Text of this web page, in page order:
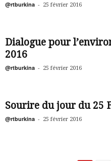
@rtburkina - 25 février 2016
Dialogue pour
2016
@rtburkina - 25 février 2016
Sourire du jour du 25
@rtburkina - 25 février 2016